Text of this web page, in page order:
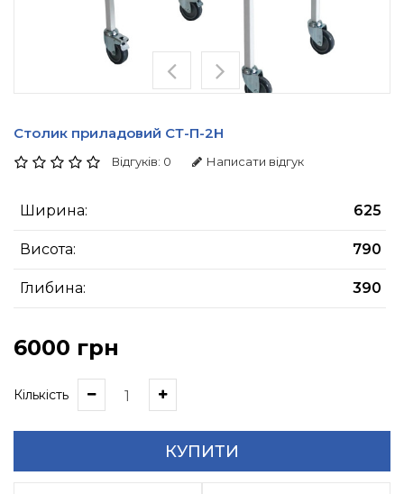
Столик приладовий СТ-П-2Н
Відгуків: 0 Написати відгук
Ширина: 625
Висота: 790
Глибина: 390
6000 грн
Кількість
КУПИТИ